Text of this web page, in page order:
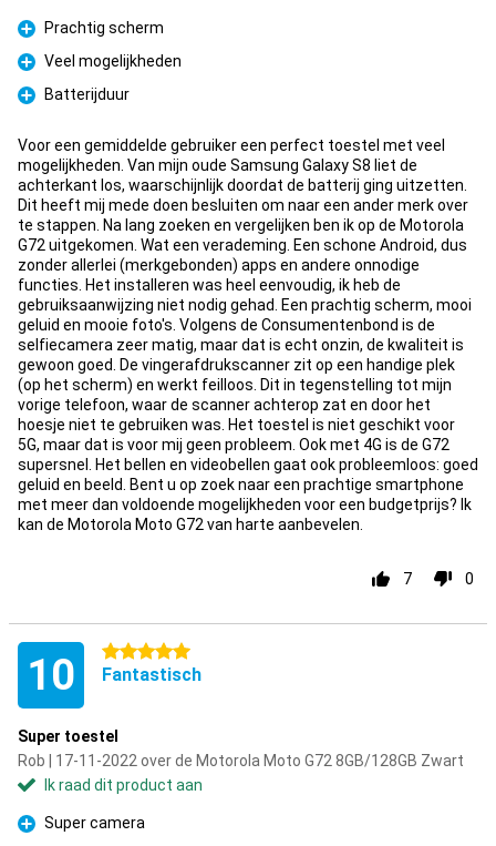
Pluspunt
Prachtig scherm
Pluspunt
Veel mogelijkheden
Pluspunt
Batterijduur
Voor een gemiddelde gebruiker een perfect toestel met veel
mogelijkheden. Van mijn oude Samsung Galaxy S8 liet de
achterkant los, waarschijnlijk doordat de batterij ging uitzetten.
Dit heeft mij mede doen besluiten om naar een ander merk over
te stappen. Na lang zoeken en vergelijken ben ik op de Motorola
G72 uitgekomen. Wat een verademing. Een schone Android, dus
zonder allerlei (merkgebonden) apps en andere onnodige
functies. Het installeren was heel eenvoudig, ik heb de
gebruiksaanwijzing niet nodig gehad. Een prachtig scherm, mooi
geluid en mooie foto's. Volgens de Consumentenbond is de
selfiecamera zeer matig, maar dat is echt onzin, de kwaliteit is
gewoon goed. De vingerafdrukscanner zit op een handige plek
(op het scherm) en werkt feilloos. Dit in tegenstelling tot mijn
vorige telefoon, waar de scanner achterop zat en door het
hoesje niet te gebruiken was. Het toestel is niet geschikt voor
5G, maar dat is voor mij geen probleem. Ook met 4G is de G72
supersnel. Het bellen en videobellen gaat ook probleemloos: goed
geluid en beeld. Bent u op zoek naar een prachtige smartphone
met meer dan voldoende mogelijkheden voor een budgetprijs? Ik
kan de Motorola Moto G72 van harte aanbevelen.
7 0
10 5 sterren
Fantastisch
Super toestel
Rob | 17-11-2022 over de Motorola Moto G72 8GB/128GB Zwart
Ik raad dit product aan
Pluspunt
Super camera